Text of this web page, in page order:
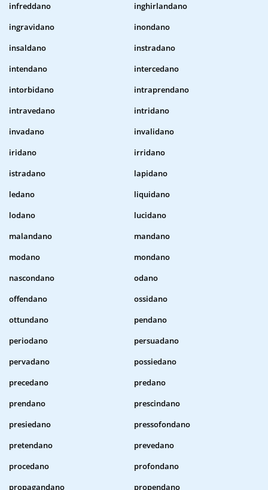
infreddano
inghirlandano
ingravidano
inondano
insaldano
instradano
intendano
intercedano
intorbidano
intraprendano
intravedano
intridano
invadano
invalidano
iridano
irridano
istradano
lapidano
ledano
liquidano
lodano
lucidano
malandano
mandano
modano
mondano
nascondano
odano
offendano
ossidano
ottundano
pendano
periodano
persuadano
pervadano
possiedano
precedano
predano
prendano
prescindano
presiedano
pressofondano
pretendano
prevedano
procedano
profondano
propagandano
propendano